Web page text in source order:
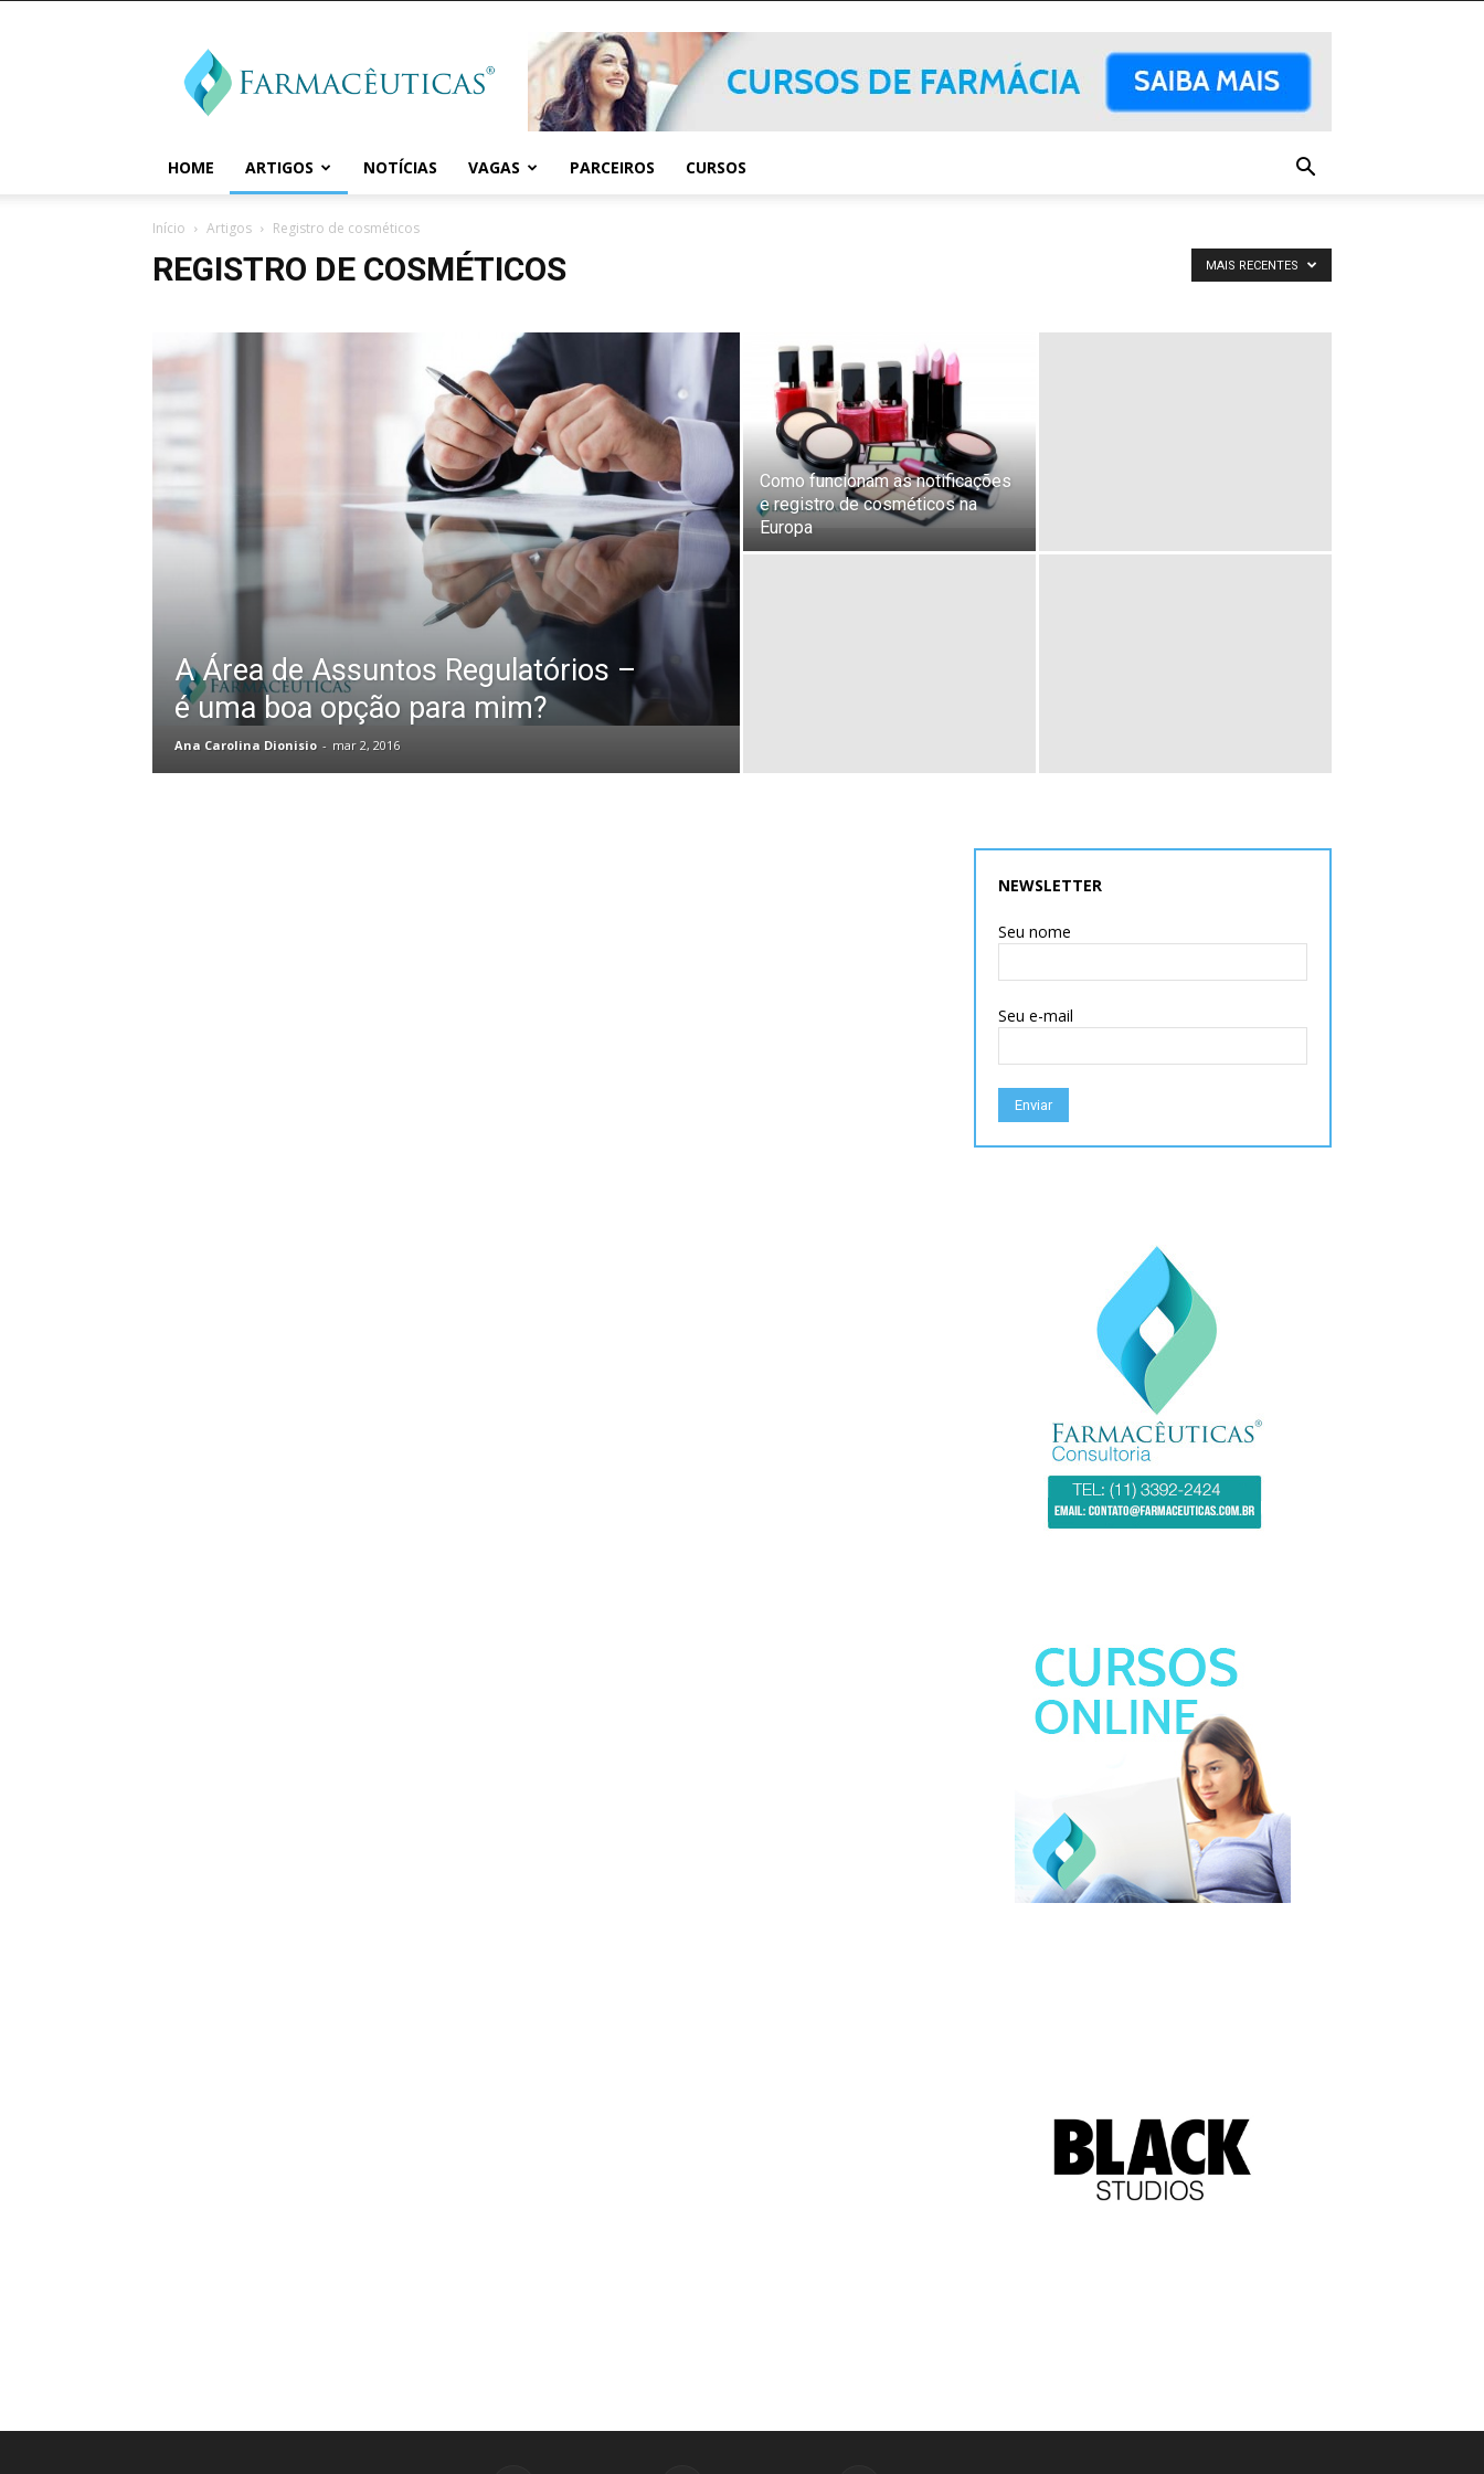
HOME ARTIGOS NOTÍCIAS VAGAS PARCEIROS CURSOS
Início Artigos Registro de cosméticos
REGISTRO DE COSMÉTICOS MAIS RECENTES
A Área de Assuntos Regulatórios –
é uma boa opção para mim?
Ana Carolina Dionisio - mar 2, 2016
Como funcionam as notificações
e registro de cosméticos na
Europa
NEWSLETTER
Seu nome
Seu e-mail